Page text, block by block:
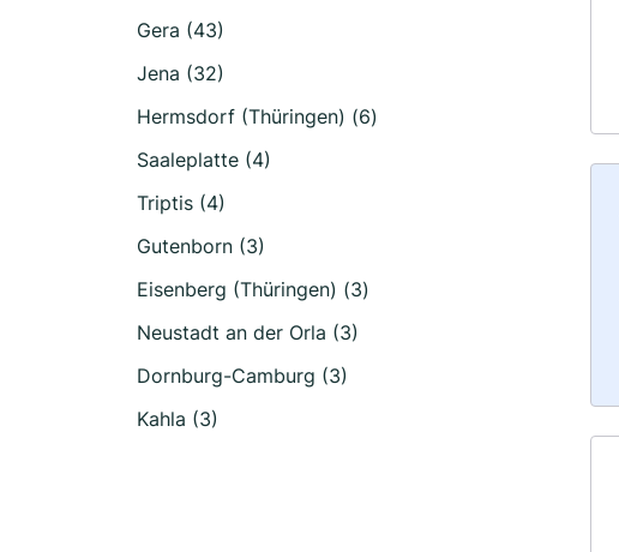
Gera (43)
Jena (32)
Hermsdorf (Thüringen) (6)
Saaleplatte (4)
Triptis (4)
Gutenborn (3)
Eisenberg (Thüringen) (3)
Neustadt an der Orla (3)
Dornburg-Camburg (3)
Kahla (3)